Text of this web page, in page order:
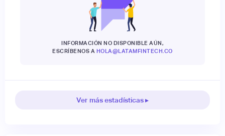
INFORMACIÓN NO DISPONIBLE AÚN,
ESCRÍBENOS A HOLA@LATAMFINTECH.CO
Ver más estadísticas ▸